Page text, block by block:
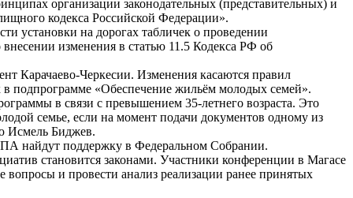
организации законодательных (представительных) и
кодекса Российской Федерации».
установки на дорогах табличек о проведении
изменения в статью 11.5 Кодекса РФ об
Карачаево-Черкесии. Изменения касаются правил
подпрограмме «Обеспечение жильём молодых семей».
в связи с превышением 35-летнего возраста. Это
семье, если на момент подачи документов одному из
Исмель Биджев.
найдут поддержку в Федеральном Собрании.
становится законами. Участники конференции в Магасе
и провести анализ реализации ранее принятых